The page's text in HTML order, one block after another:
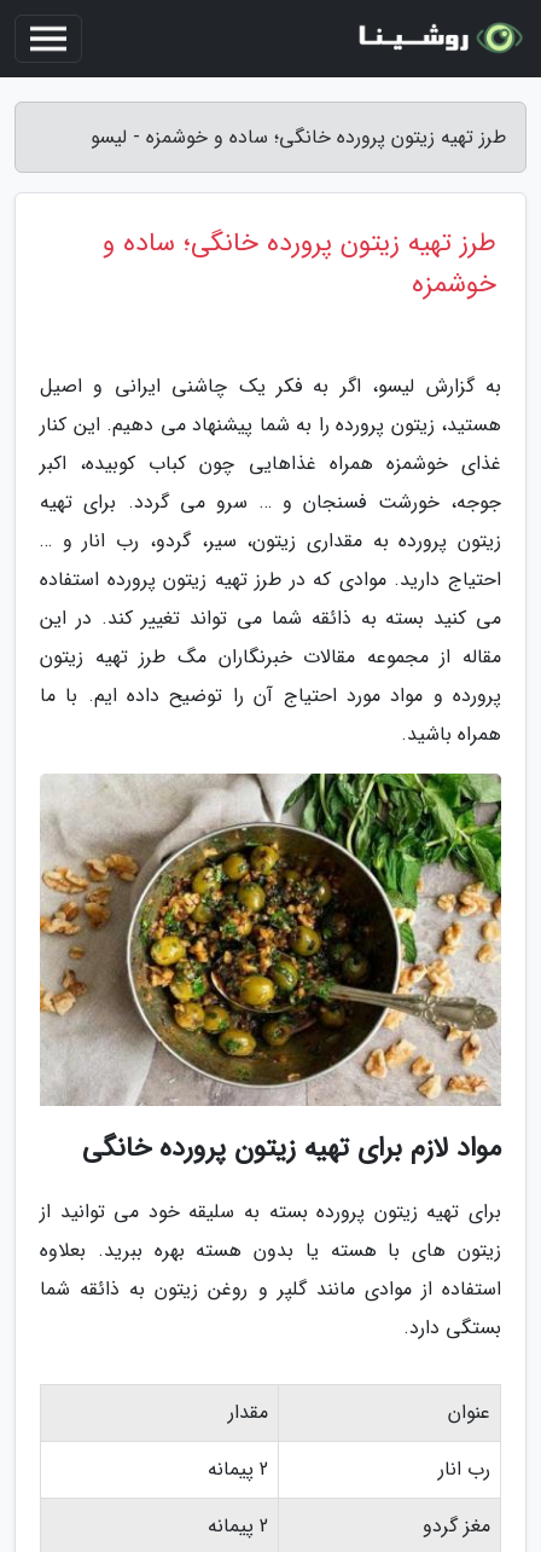
طرز تهیه زیتون پرورده خانگی؛ ساده و خوشمزه - لیسو
طرز تهیه زیتون پرورده خانگی؛ ساده و
خوشمزه
به گزارش لیسو، اگر به فکر یک چاشنی ایرانی و اصیل
هستید، زیتون پرورده را به شما پیشنهاد می دهیم. این کنار
غذای خوشمزه همراه غذاهایی چون کباب کوبیده، اکبر
جوجه، خورشت فسنجان و … سرو می گردد. برای تهیه
زیتون پرورده به مقداری زیتون، سیر، گردو، رب انار و …
احتیاج دارید. موادی که در طرز تهیه زیتون پرورده استفاده
می کنید بسته به ذائقه شما می تواند تغییر کند. در این
مقاله از مجموعه مقالات خبرنگاران مگ طرز تهیه زیتون
پرورده و مواد مورد احتیاج آن را توضیح داده ایم. با ما
همراه باشید.
مواد لازم برای تهیه زیتون پرورده خانگی
برای تهیه زیتون پرورده بسته به سلیقه خود می توانید از
زیتون های با هسته یا بدون هسته بهره ببرید. بعلاوه
استفاده از موادی مانند گلپر و روغن زیتون به ذائقه شما
بستگی دارد.
عنوان
مقدار
رب انار
2 پیمانه
مغز گردو
2 پیمانه